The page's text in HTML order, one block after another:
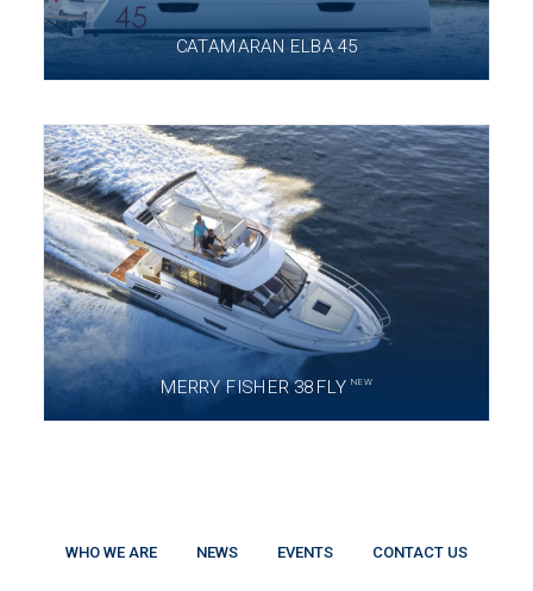
CATAMARAN ELBA 45
MERRY FISHER 38 FLYNEW
WHO WE ARE NEWS EVENTS CONTACT US